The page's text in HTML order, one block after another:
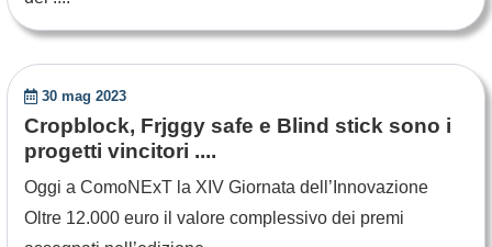
30 mag 2023
Cropblock, Frjggy safe e Blind stick sono i
progetti vincitori ....
Oggi a ComoNExT la XIV Giornata dell’Innovazione
Oltre 12.000 euro il valore complessivo dei premi